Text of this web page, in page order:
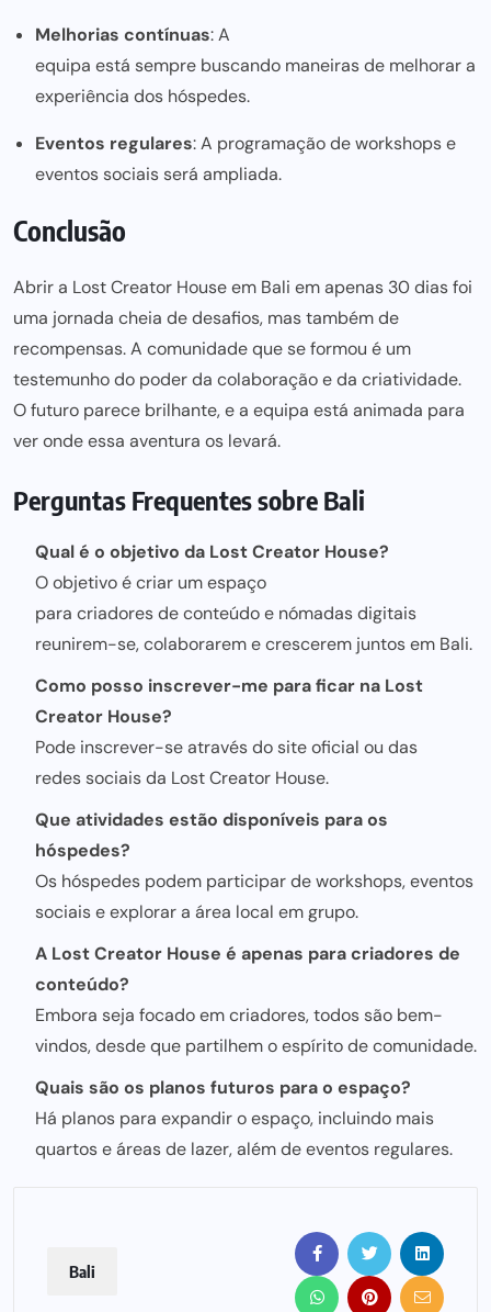
Melhorias contínuas: A
equipa está sempre buscando maneiras de melhorara
experiência dos hóspedes.
Eventos regulares: A programação de workshops e
eventos sociais será ampliada.
Conclusão
Abrir a Lost Creator House em Bali em apenas 30 dias foi
uma jornada cheia de desafios, mas também de
recompensas. A comunidade que se formou é um
testemunho do poder da colaboração e da criatividade.
O futuro parece brilhante, e a equipa está animada para
ver onde essa aventura os levará.
Perguntas Frequentes sobre Bali
Qual é o objetivo da Lost Creator House?
O objetivo é criar um espaço
para criadores de conteúdo e nómadas digitais
reunirem-se, colaborarem e crescerem juntos em Bali.
Como posso inscrever-me para ficar na Lost
Creator House?
Pode inscrever-se através do site oficial ou das
redes sociaisda Lost Creator House.
Que atividades estão disponíveis para os
hóspedes?
Os hóspedes podem participar de workshops, eventos
sociais e explorar a área local em grupo.
A Lost Creator House é apenas para criadores de
conteúdo?
Embora seja focado em criadores, todos são bem-
vindos, desde que partilhem o espírito de comunidade.
Quais são os planos futuros para o espaço?
Há planos para expandir o espaço, incluindo mais
quartos e áreas de lazer, além de eventos regulares.
Bali